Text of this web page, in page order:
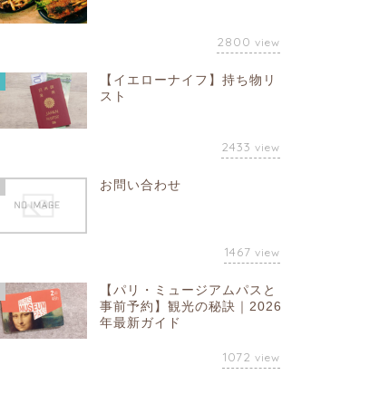
2800 view
【イエローナイフ】持ち物リ
スト
2433 view
お問い合わせ
1467 view
【パリ・ミュージアムパスと
事前予約】観光の秘訣｜2026
年最新ガイド
1072 view